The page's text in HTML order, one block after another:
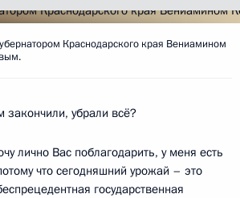
Краснодарского края Вениамином
закончили, убрали всё?
лично Вас поблагодарить, у меня есть
что сегодняшний урожай – это
государственная